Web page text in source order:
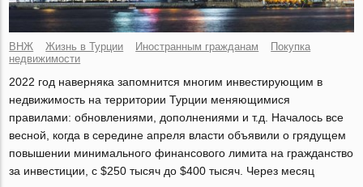
ВНЖ Жизнь в Турции Иностранным гражданам
Покупка
недвижимости
2022 год наверняка запомнится многим инвестирующим в
недвижимость на территории Турции меняющимися
правилами: обновлениями, дополнениями и т.д. Началось все
весной, когда в середине апреля власти объявили о грядущем
повышении минимального финансового лимита на гражданство
за инвестиции, с $250 тысяч до $400 тысяч. Через месяц